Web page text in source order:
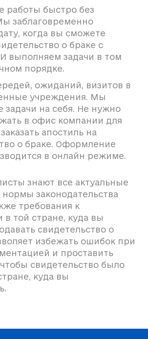
работы быстро без
заблаговременно
когда вы сможете
о браке с
выполняем задачи в том
порядке.
ожиданий, визитов в
учреждения. Мы
задачи на себя. Не нужно
в офис компании для
апостиль на
о браке. Оформление
в онлайн режиме.
знают все актуальные
законодательства
требования к
в той стране, куда вы
свидетельство о
избежать ошибок при
и проставить
чтобы свидетельство было
куда вы